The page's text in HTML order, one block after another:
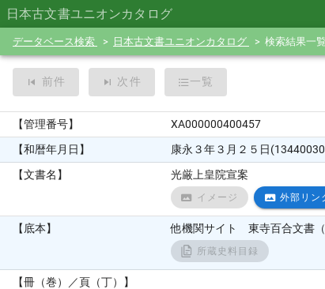
日本古文書ユニオンカタログ
データベース検索 日本古文書ユニオンカタログ 検索結果一覧
前件 次件 一覧
【管理番号】
XA000000400457
【和暦年月日】
康永３年３月２５日
【文書名】
光厳上皇院宣案
イメージ 外部リン
【底本】 他機関サイト 東寺百合文書
所蔵史料目録
【冊（巻）／頁（丁）】